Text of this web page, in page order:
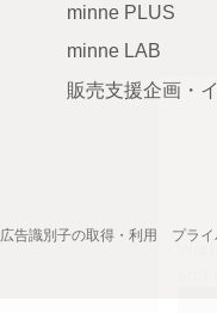
minne PLUS
minne LAB
販売支援企画・
広告識別子の取得・利用 プラ